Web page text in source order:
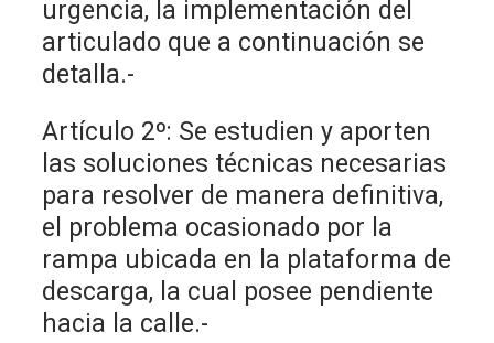
urgencia, la implementación del
articulado que a continuación se
detalla.-
Artículo 2º: Se estudien y aporten
las soluciones técnicas necesarias
para resolver de manera definitiva,
el problema ocasionado por la
rampa ubicada en la plataforma de
descarga, la cual posee pendiente
hacia la calle.-